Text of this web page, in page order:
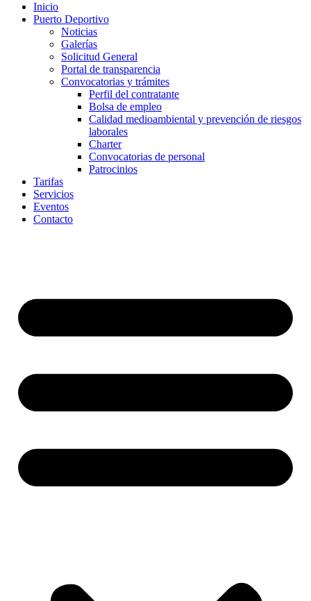
Inicio
Puerto Deportivo
Noticias
Galerías
Solicitud General
Portal de transparencia
Convocatorias y trámites
Perfil del contratante
Bolsa de empleo
Calidad medioambiental y prevención de riesgos
laborales
Charter
Convocatorias de personal
Patrocinios
Tarifas
Servicios
Eventos
Contacto